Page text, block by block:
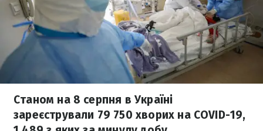
Станом на 8 серпня в Україні
зареєстрували 79 750 хворих на COVID-19,